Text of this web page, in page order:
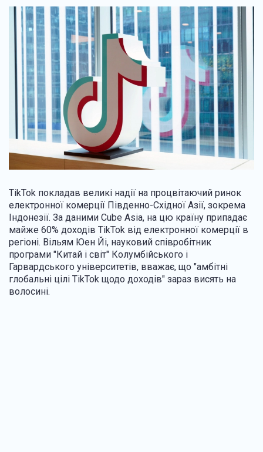
TikTok покладав великі надії на процвітаючий ринок
електронної комерції Південно-Східної Азії, зокрема
Індонезії. За даними Cube Asia, на цю країну припадає
майже 60% доходів TikTok від електронної комерції в
регіоні. Вільям Юен Йі, науковий співробітник
програми "Китай і світ" Колумбійського і
Гарвардського університетів, вважає, що "амбітні
глобальні цілі TikTok щодо доходів" зараз висять на
волосині.